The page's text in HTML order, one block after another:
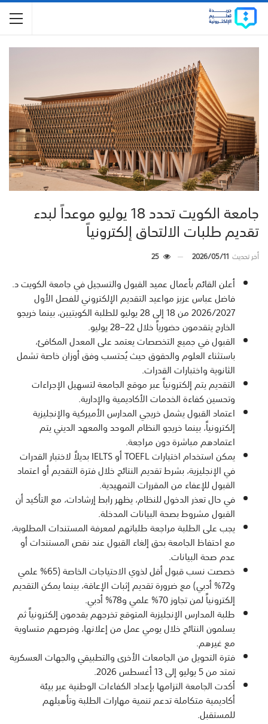
جامعة الكويت تحدد 18 يوليو موعداً لبدء
تقديم طلبات الالتحاق إلكترونياً
أخر تحديث 2026/05/11
25
أعلن القائم بأعمال عميد القبول والتسجيل في جامعة الكويت د.
فاضل عباس عزيز مواعيد التقديم الإلكتروني للفصل الأول
2026/2027 من 18 إلى 28 يوليو للطلبة الكويتيين، بينما خريجو
الخارج يتقدمون حضورياً خلال 22–28 يوليو.
القبول في جميع التخصصات يعتمد على المعدل المكافئ،
باستثناء العلوم والحقوق حيث يُحتسب وفق أوزان خاصة تشمل
الثانوية واختبارات القدرات.
التقديم يتم إلكترونياً عبر موقع الجامعة لتسهيل الإجراءات
وتحسين كفاءة الخدمات الأكاديمية والإدارية.
اعتماد القبول يشمل خريجي المدارس الأميركية والإنجليزية
إلكترونياً، بينما خريجو النظام الموحد والمعهد الديني يتم
اعتمادهم مباشرة دون مراجعة.
يمكن استخدام اختبارات TOEFL أو IELTS بديلاً لاختبار القدرات
في الإنجليزية، بشرط تقديم النتائج خلال فترة التقديم أو اعتماد
القبول للإعفاء من المقررات التمهيدية.
في حال تعذر الدخول للنظام، يظهر رابط إرشادات، مع التأكيد أن
القبول مشروط بصحة البيانات المدخلة.
يجب على الطلبة مراجعة طلباتهم لمعرفة المستندات المطلوبة،
مع احتفاظ الجامعة بحق إلغاء القبول عند نقص المستندات أو
عدم صحة البيانات.
خصصت نسب قبول أقل لذوي الاحتياجات الخاصة (65% علمي
و72% أدبي) مع ضرورة تقديم إثبات الإعاقة، بينما يمكن التقديم
إلكترونياً لمن تجاوز 70% علمي و78% أدبي.
طلبة المدارس الإنجليزية المتوقع تخرجهم يقدمون إلكترونياً ثم
يسلمون النتائج خلال يومي عمل من إعلانها، وفرصهم متساوية
مع غيرهم.
فترة التحويل من الجامعات الأخرى والتطبيقي والجهات العسكرية
تمتد من 5 يوليو إلى 13 أغسطس 2026.
أكدت الجامعة التزامها بإعداد الكفاءات الوطنية عبر بيئة
أكاديمية متكاملة تدعم تنمية مهارات الطلبة وتأهيلهم
للمستقبل.